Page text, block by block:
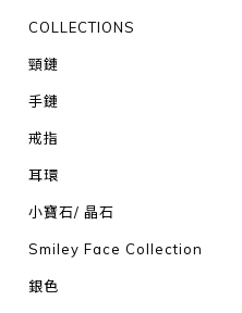
COLLECTIONS
頸鏈
手鏈
戒指
耳環
小寶石/ 晶石
Smiley Face Collection
銀色